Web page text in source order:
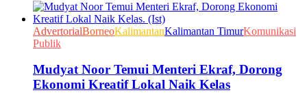
AdvertorialBorneoKalimantanKalimantan TimurKomunikasi
Publik
Mudyat Noor Temui Menteri Ekraf, Dorong
Ekonomi Kreatif Lokal Naik Kelas